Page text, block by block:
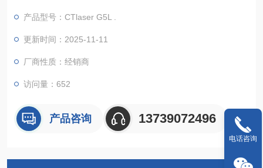
光谱范围：光谱范围为 5.0µm，这一特殊波长对玻璃表面温度测
量具有良好的适应性，能准确测量玻璃表面温度。
量目标温度，配合其可选的聚焦功能，
产品型号：CTlaser G5L .
更新时间：2025-11-11
厂商性质：经销商
访问量：652
产品咨询 13739072496
电话咨询